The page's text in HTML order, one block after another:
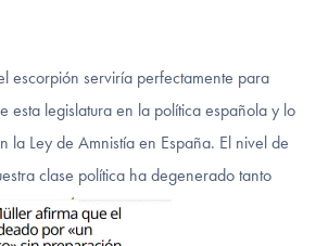
escorpión serviría perfectamente para
esta legislatura en la política española y lo
la Ley de Amnistía en España. El nivel de
clase política ha degenerado tanto
VER MÁS